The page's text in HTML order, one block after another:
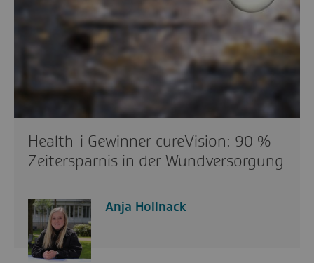
Health-i Gewinner cureVision: 90 %
Zeitersparnis in der Wundversorgung
Anja Hollnack